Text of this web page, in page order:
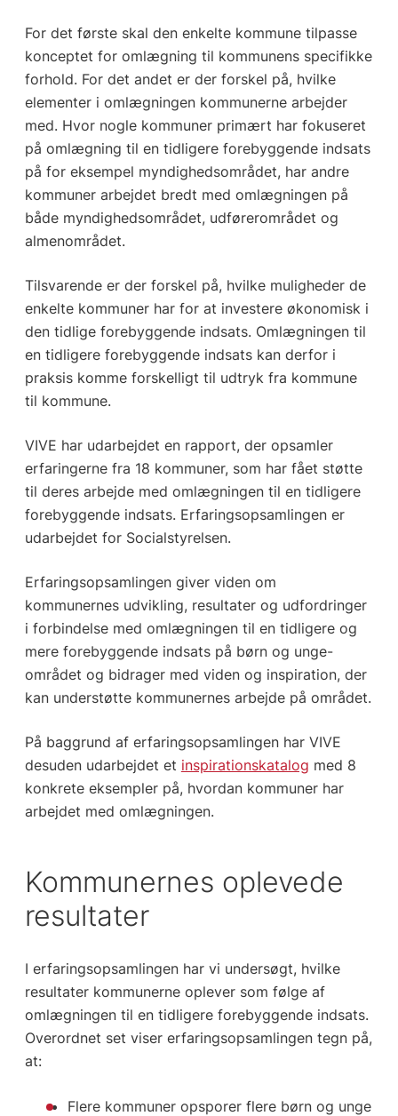
For det første skal den enkelte kommune tilpasse
konceptet for omlægning til kommunens specifikke
forhold. For det andet er der forskel på, hvilke
elementer i omlægningen kommunerne arbejder
med. Hvor nogle kommuner primært har fokuseret
på omlægning til en tidligere forebyggende indsats
på for eksempel myndighedsområdet, har andre
kommuner arbejdet bredt med omlægningen på
både myndighedsområdet, udførerområdet og
almenområdet.
Tilsvarende er der forskel på, hvilke muligheder de
enkelte kommuner har for at investere økonomisk i
den tidlige forebyggende indsats. Omlægningen til
en tidligere forebyggende indsats kan derfor i
praksis komme forskelligt til udtryk fra kommune
til kommune.
VIVE har udarbejdet en rapport, der opsamler
erfaringerne fra 18 kommuner, som har fået støtte
til deres arbejde med omlægningen til en tidligere
forebyggende indsats. Erfaringsopsamlingen er
udarbejdet for Socialstyrelsen.
Erfaringsopsamlingen giver viden om
kommunernes udvikling, resultater og udfordringer
i forbindelse med omlægningen til en tidligere og
mere forebyggende indsats på børn og unge-
området og bidrager med viden og inspiration, der
kan understøtte kommunernes arbejde på området.
På baggrund af erfaringsopsamlingen har VIVE
desuden udarbejdet et inspirationskatalog med 8
konkrete eksempler på, hvordan kommuner har
arbejdet med omlægningen.
Kommunernes oplevede
resultater
I erfaringsopsamlingen har vi undersøgt, hvilke
resultater kommunerne oplever som følge af
omlægningen til en tidligere forebyggende indsats.
Overordnet set viser erfaringsopsamlingen tegn på,
at:
Flere kommuner opsporer flere børn og unge